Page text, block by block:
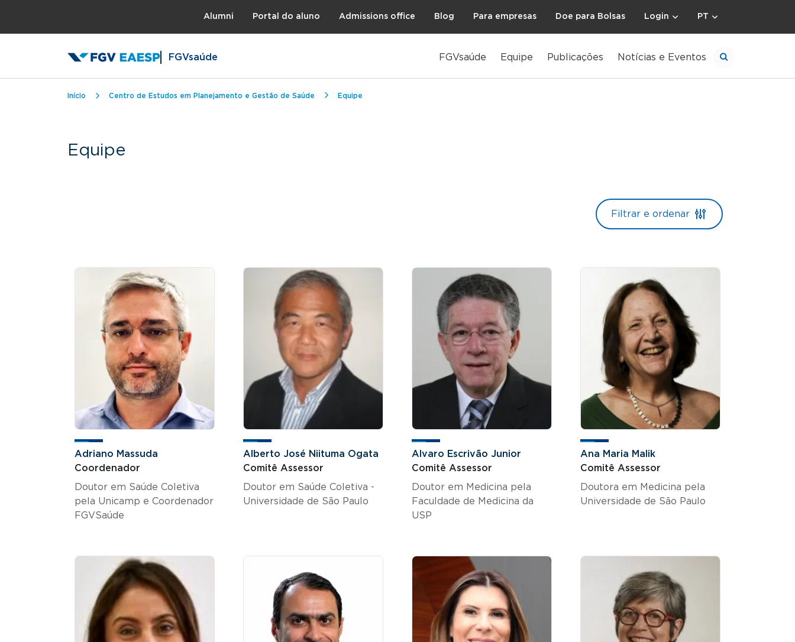
Alumni Portal do aluno Admissions office Blog Para empresas Doe para Bolsas Login PT
FGVsaúde FGVsaúde Equipe Publicações Notícias e Eventos
Trilha de navegação
Início Centro de Estudos em Planejamento e Gestão de Saúde Equipe
Equipe
Filtrar e ordenar
Adriano Massuda
Coordenador
Doutor em Saúde Coletiva
pela Unicamp e Coordenador
FGVSaúde
Alberto José Niituma Ogata
Comitê Assessor
Doutor em Saúde Coletiva -
Universidade de São Paulo
Alvaro Escrivão Junior
Comitê Assessor
Doutor em Medicina pela
Faculdade de Medicina da
USP
Ana Maria Malik
Comitê Assessor
Doutora em Medicina pela
Universidade de São Paulo